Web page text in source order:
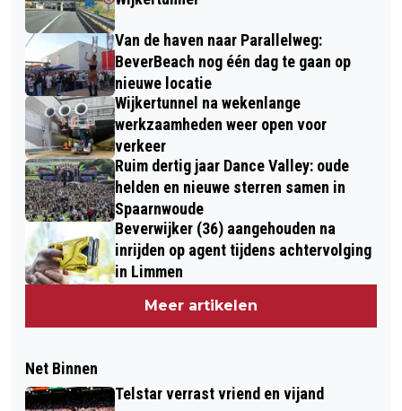
Van de haven naar Parallelweg:
BeverBeach nog één dag te gaan op
nieuwe locatie
Wijkertunnel na wekenlange
werkzaamheden weer open voor
verkeer
Ruim dertig jaar Dance Valley: oude
helden en nieuwe sterren samen in
Spaarnwoude
Beverwijker (36) aangehouden na
inrijden op agent tijdens achtervolging
in Limmen
Meer artikelen
Net Binnen
Telstar verrast vriend en vijand